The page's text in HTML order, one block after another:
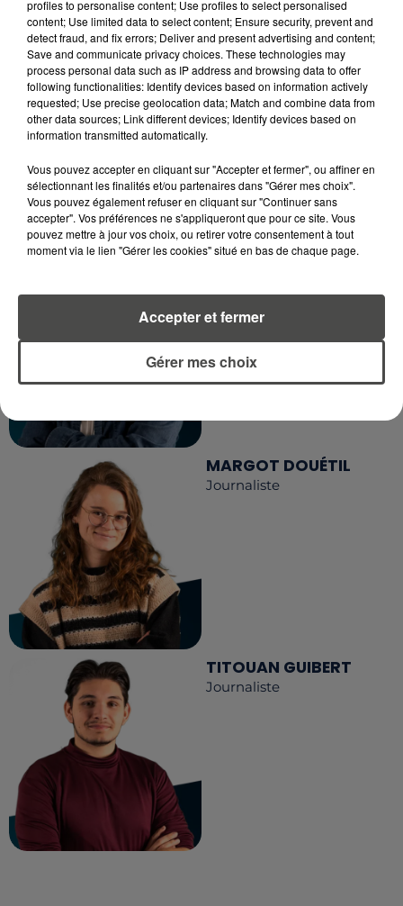
RETROUVEZ TOUTE L'ACTU DE LA RÉGION ET
RECEVEZ LES ALERTES INFOS DE LA RÉDACTION
EN TÉLÉCHARGEANT L'APPLICATION MOBILE
RCA
LA RÉDACTION
RCA
Voir toute l'équipe RCA
DIMITRI COUTAND
MARGOT DOUÉTIL
Journaliste
TITOUAN GUIBERT
Journaliste
profiles to personalise content; Use profiles to select personalised
content; Use limited data to select content; Ensure security, prevent and
detect fraud, and fix errors; Deliver and present advertising and content;
Save and communicate privacy choices. These technologies may
process personal data such as IP address and browsing data to offer
following functionalities: Identify devices based on information actively
requested; Use precise geolocation data; Match and combine data from
other data sources; Link different devices; Identify devices based on
information transmitted automatically.
Vous pouvez accepter en cliquant sur "Accepter et fermer", ou affiner en
sélectionnant les finalités et/ou partenaires dans "Gérer mes choix".
Vous pouvez également refuser en cliquant sur "Continuer sans
accepter". Vos préférences ne s'appliqueront que pour ce site. Vous
pouvez mettre à jour vos choix, ou retirer votre consentement à tout
moment via le lien "Gérer les cookies" situé en bas de chaque page.
Gérer mes choix
Accepter et fermer